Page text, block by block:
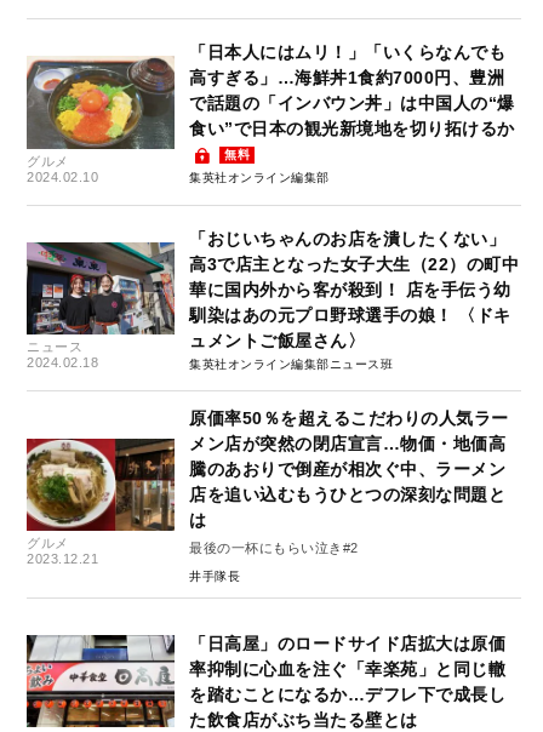
グルメ
2024.02.10
「日本人にはムリ！」「いくらなんでも
高すぎる」…海鮮丼1食約7000円、豊洲
で話題の「インバウン丼」は中国人の“爆
食い”で日本の観光新境地を切り拓けるか
無料
集英社オンライン編集部
ニュース
2024.02.18
「おじいちゃんのお店を潰したくない」
高3で店主となった女子大生（22）の町中
華に国内外から客が殺到！ 店を手伝う幼
馴染はあの元プロ野球選手の娘！ 〈ドキ
ュメントご飯屋さん〉
集英社オンライン編集部ニュース班
グルメ
2023.12.21
原価率50％を超えるこだわりの人気ラー
メン店が突然の閉店宣言…物価・地価高
騰のあおりで倒産が相次ぐ中、ラーメン
店を追い込むもうひとつの深刻な問題と
は
最後の一杯にもらい泣き#2
井手隊長
「日高屋」のロードサイド店拡大は原価
率抑制に心血を注ぐ「幸楽苑」と同じ轍
を踏むことになるか…デフレ下で成長し
た飲食店がぶち当たる壁とは